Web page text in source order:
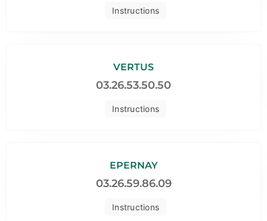
Instructions
Instructions
VERTUS
03.26.53.50.50
Instructions
EPERNAY
03.26.59.86.09